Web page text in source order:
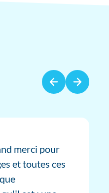
merci pour
et toutes ces